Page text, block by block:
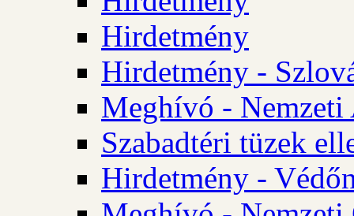
Hirdetmény
Hirdetmény -
Meghívó - Nemzeti
Szabadtéri tüzek
Hirdetmény -